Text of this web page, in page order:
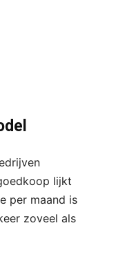
lijkt
per maand is
zoveel als